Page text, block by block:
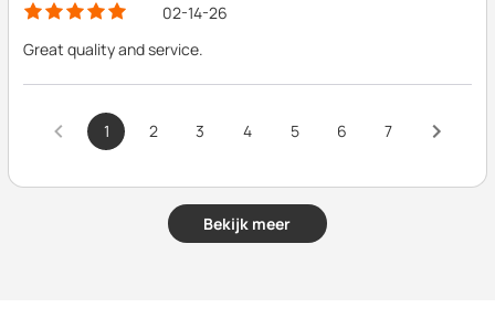
02-14-26
Great quality and service.
1 2 3 4 5 6 7
Bekijk meer